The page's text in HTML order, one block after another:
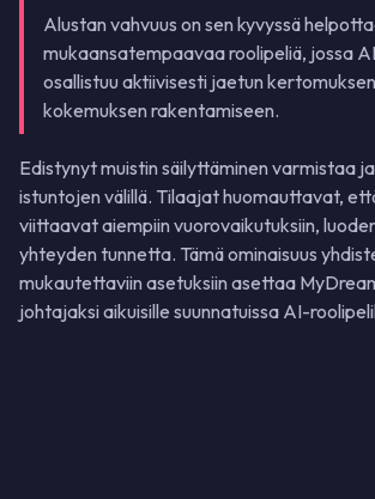
Alustan vahvuus on sen kyvyssä
mukaansatempaavaa roolipeliä, jossa
osallistuu aktiivisesti jaetun
kokemuksen rakentamiseen.
Edistynyt muistin säilyttäminen varmistaa
istuntojen välillä. Tilaajat huomauttavat,
viittaavat aiempiin vuorovaikutuksiin,
yhteyden tunnetta. Tämä ominaisuus
mukautettaviin asetuksiin asettaa
johtajaksi aikuisille suunnatuissa AI-